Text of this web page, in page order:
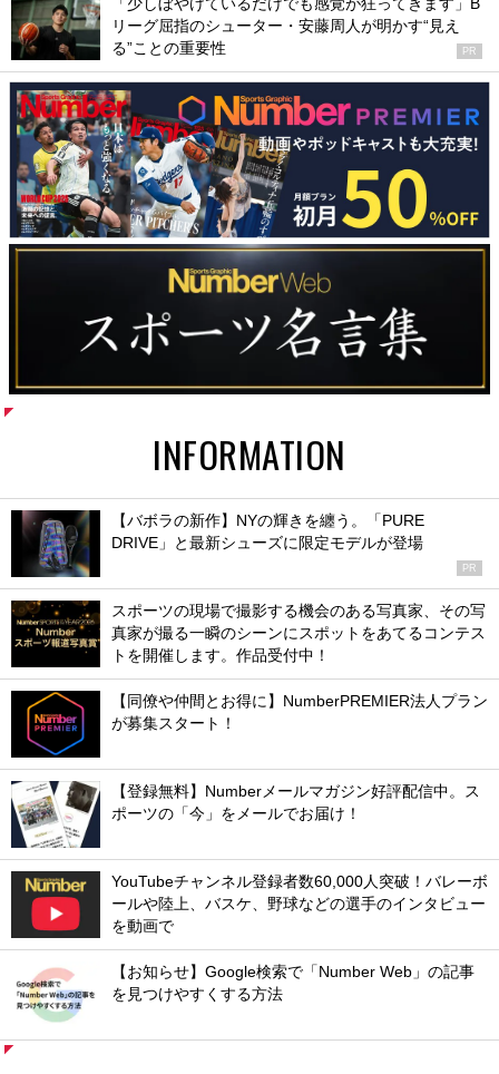
「少しぼやけているだけでも感覚が狂ってきます」B
リーグ屈指のシューター・安藤周人が明かす“見え
る”ことの重要性
PR
INFORMATION
【バボラの新作】NYの輝きを纏う。「PURE
DRIVE」と最新シューズに限定モデルが登場
PR
スポーツの現場で撮影する機会のある写真家、その写
真家が撮る一瞬のシーンにスポットをあてるコンテス
トを開催します。作品受付中！
【同僚や仲間とお得に】NumberPREMIER法人プラン
が募集スタート！
【登録無料】Numberメールマガジン好評配信中。ス
ポーツの「今」をメールでお届け！
YouTubeチャンネル登録者数60,000人突破！バレーボ
ールや陸上、バスケ、野球などの選手のインタビュー
を動画で
【お知らせ】Google検索で「Number Web」の記事
を見つけやすくする方法